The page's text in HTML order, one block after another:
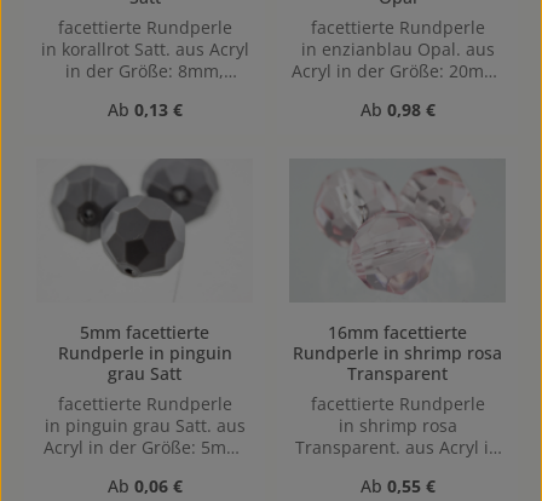
facettierte Rundperle
in korallrot Satt. aus Acryl
in der Größe: 8mm,
oben nach unten)
Regulärer Preis:
Ab 0,13 €
facettierte Rundperle
in enzianblau Opal. aus
Acryl in der Größe: 20mm,
oben nach unten)
Regulärer Preis:
Ab 0,98 €
5mm facettierte
Rundperle in pinguin
grau Satt
facettierte Rundperle
in pinguin grau Satt. aus
Acryl in der Größe: 5mm,
oben nach unten)
Regulärer Preis:
Ab 0,06 €
16mm facettierte
Rundperle in shrimp rosa
Transparent
facettierte Rundperle
in shrimp rosa
Transparent. aus Acryl in
Lochgröße: Vertikal (von
Regulärer Preis:
Ab 0,55 €